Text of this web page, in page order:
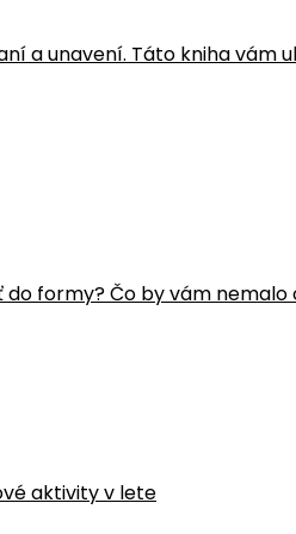
a unavení. Táto kniha vám
do formy? Čo by vám
aktivity v lete